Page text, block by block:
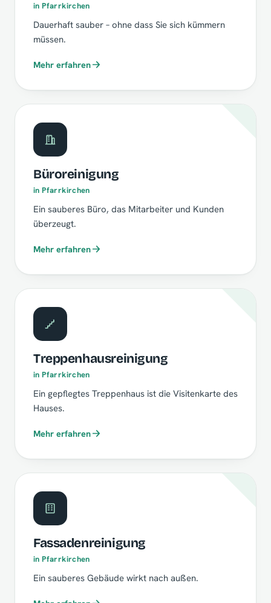
in Pfarrkirchen
Dauerhaft sauber – ohne dass Sie sich kümmern
müssen.
Mehr erfahren
Büroreinigung
in Pfarrkirchen
Ein sauberes Büro, das Mitarbeiter und Kunden
überzeugt.
Mehr erfahren
Treppenhausreinigung
in Pfarrkirchen
Ein gepflegtes Treppenhaus ist die Visitenkarte des
Hauses.
Mehr erfahren
Fassadenreinigung
in Pfarrkirchen
Ein sauberes Gebäude wirkt nach außen.